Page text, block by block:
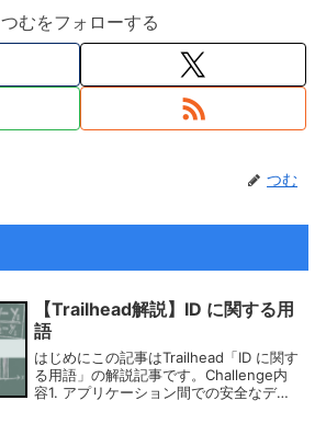
つむをフォローする
つむ
【Trailhead解説】ID に関する用
語
はじめにこの記事はTrailhead「ID に関す
る用語」の解説記事です。Challenge内
容1. アプリケーション間での安全なデー